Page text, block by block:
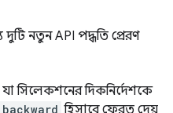
দুটি নতুন API পদ্ধতি প্রেরণ
যা সিলেকশনের দিকনির্দেশকে
backward হিসাবে ফেরত দেয়